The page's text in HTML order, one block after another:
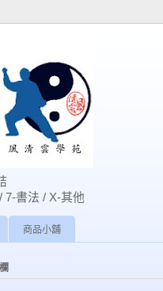
7-書法 / X-其他
商品小舖